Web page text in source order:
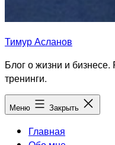
Тимур Асланов
Блог о жизни и
тренинги.
Меню Закрыть
Главная